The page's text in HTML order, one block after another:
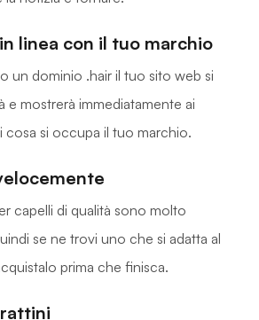
linea con il tuo marchio
un dominio .hair il tuo sito web si
e mostrerà immediatamente ai
cosa si occupa il tuo marchio.
capelli di qualità sono molto
se ne trovi uno che si adatta al
prima che finisca.